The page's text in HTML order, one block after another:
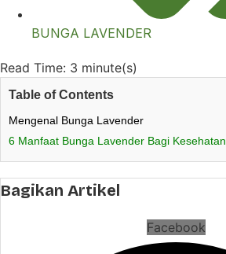
BUNGA LAVENDER
Read Time: 3 minute(s)
Table of Contents
Mengenal Bunga Lavender
6 Manfaat Bunga Lavender Bagi Kesehatan
Bagikan Artikel
Facebook